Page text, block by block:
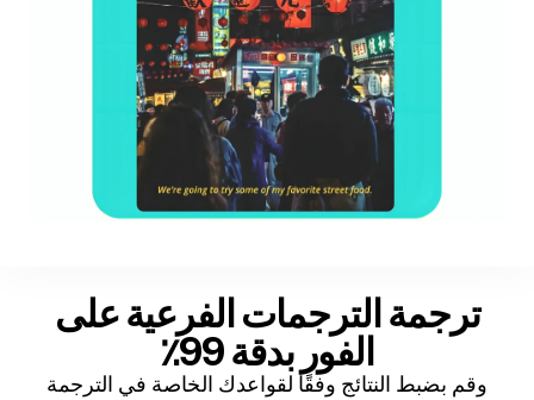
ترجمة الترجمات الفرعية على
الفور بدقة 99٪
وقم بضبط النتائج وفقًا لقواعدك الخاصة في الترجمة